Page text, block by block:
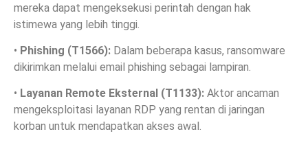
mereka dapat mengeksekusi perintah dengan hak
istimewa yang lebih tinggi.
• Phishing (T1566): Dalam beberapa kasus, ransomware
dikirimkan melalui email phishing sebagai lampiran.
• Layanan Remote Eksternal (T1133): Aktor ancaman
mengeksploitasi layanan RDP yang rentan di jaringan
korban untuk mendapatkan akses awal.